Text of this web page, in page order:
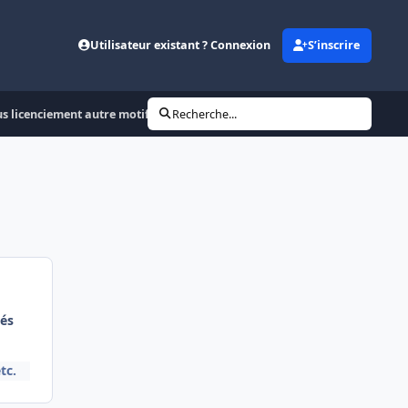
Utilisateur existant ? Connexion S’inscrire
licenciement autre motif: Paiement de l'indemnité
Recherche...